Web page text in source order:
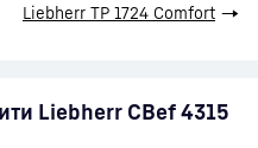
Liebherr TP 1724 Comfort →
Liebherr CBef 4315